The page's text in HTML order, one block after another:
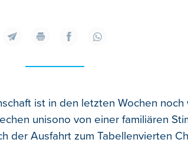
ist in den letzten Wochen
unisono von einer familiären
der Ausfahrt zum Tabellenvierten